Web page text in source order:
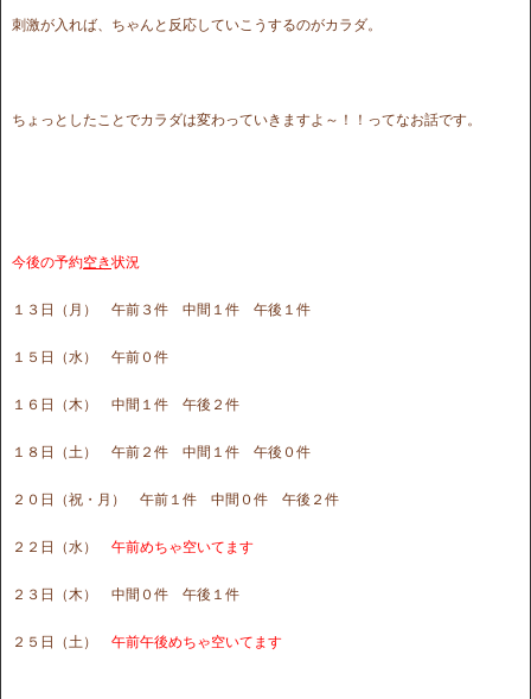
刺激が入れば、ちゃんと反応していこうするのがカラダ。
ちょっとしたことでカラダは変わっていきますよ～！！ってなお話です。
今後の予約空き状況
１３日（月） 午前３件 中間１件 午後１件
１５日（水） 午前０件
１６日（木） 中間１件 午後２件
１８日（土） 午前２件 中間１件 午後０件
２０日（祝・月） 午前１件 中間０件 午後２件
２２日（水） 午前めちゃ空いてます
２３日（木） 中間０件 午後１件
２５日（土） 午前午後めちゃ空いてます